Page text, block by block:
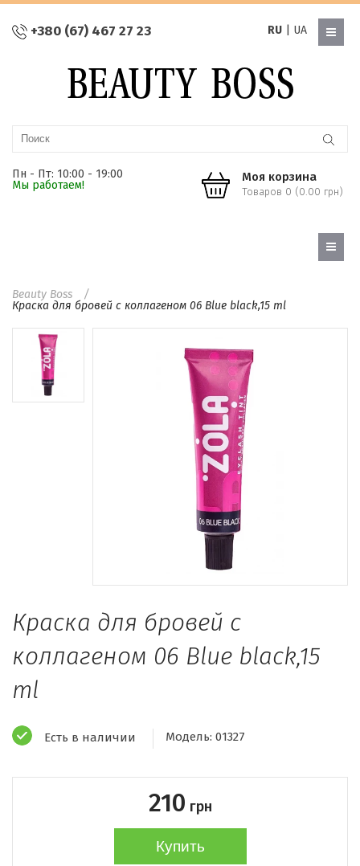
+380 (67) 467 27 23 RU| UA
Пн - Пт: 10:00 - 19:00
Мы работаем!
Моя корзина
Товаров 0 (0.00 грн)
Beauty Boss
Краска для бровей с коллагеном 06 Blue black,15 ml
Краска для бровей с
коллагеном 06 Blue black,15
ml
Есть в наличии Модель: 01327
210 грн
Купить